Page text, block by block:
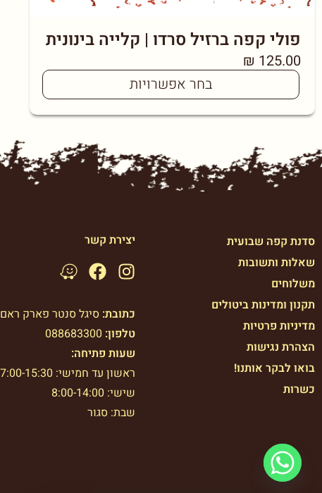
פולי קפה ברזיל סרדו | קלייה בינונית
₪ 125.00
בחר אפשרויות
סדנת קפה שבועית
שאלות ותשובות
משלוחים
תקנון ומדינות ביטולים
מדיניות פרטיות
הצהרת נגישות
בואו לבקר אותנו!
כשרות
יצירת קשר
כתובת: סיגל סנטר פארק ראם
טלפון: 088683300
שעות פתיחה:
ראשון עד חמישי: 7:00-15:30
שישי: 8:00-14:00
שבת: סגור